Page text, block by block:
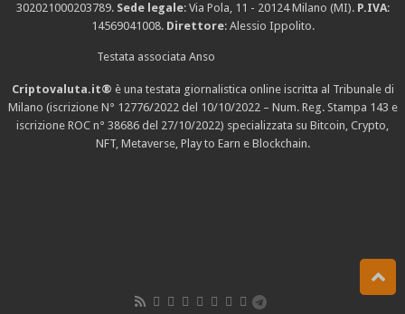
302021000203789. Sede legale: Via Pola, 11 - 20124 Milano (MI). P.IVA:
14569041008. Direttore: Alessio Ippolito.
Testata associata Anso
Criptovaluta.it® è una testata giornalistica online iscritta al Tribunale di
Milano (iscrizione N° 12776/2022 del 10/10/2022 – Num. Reg. Stampa 143 e
iscrizione ROC n° 38686 del 27/10/2022) specializzata su Bitcoin, Crypto,
NFT, Metaverse, Play to Earn e Blockchain.